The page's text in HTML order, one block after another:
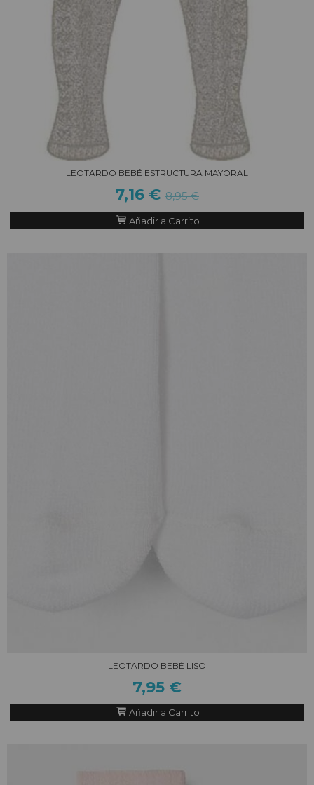
LEOTARDO BEBÉ ESTRUCTURA MAYORAL
7,16 € 8,95 €
Añadir a Carrito
LEOTARDO BEBÉ LISO
7,95 €
Añadir a Carrito